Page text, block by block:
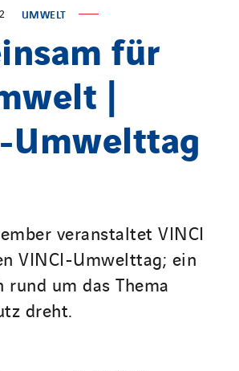
UMWELT
für
|
Umwelttag
veranstaltet VINCI
VINCI-Umwelttag; ein
rund um das Thema
dreht.
Ardenne
et Santé